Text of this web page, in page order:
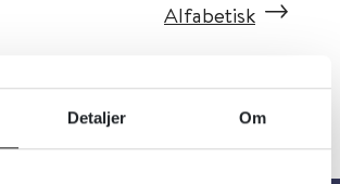
Detaljer Om
Alfabetisk